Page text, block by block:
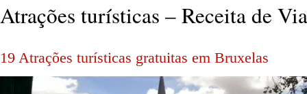
Atrações turísticas – Receita de
19 Atrações turísticas gratuitas em Bruxelas